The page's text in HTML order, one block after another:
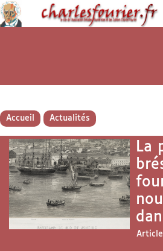
Accueil Actualités
La